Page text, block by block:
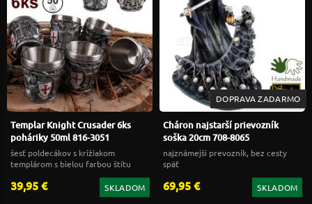
Templar Knight Crusader 6ks
poháriky 50ml 816-3051
šesť poldecákov s križiakom
templárom s bielou farbou štítu
39,95 € SKLADOM
DOPRAVA ZADARMO
Cháron najstarší prievozník
soška 20cm 708-8065
najznámejši prevozník, bez cesty
späť
69,95 € SKLADOM